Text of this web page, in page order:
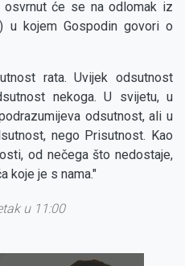
osvrnut će se na odlomak iz
u kojem Gospodin govori o
rata. Uvijek odsutnost
nekoga. U svijetu, u
odsutnost, ali u
nego Prisutnost. Kao
od nečega što nedostaje,
koje je s nama."
u 11:00